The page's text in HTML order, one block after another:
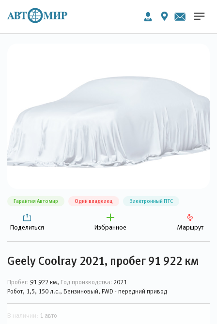
Гарантия Автомир Один владелец Электронный ПТС
Поделиться Избранное Маршрут
Geely Coolray 2021, пробег 91 922 км
Пробег: 91 922 км, Год производства: 2021
Робот, 1,5, 150 л.с., Бензиновый, FWD - передний привод
В наличии: 1 авто